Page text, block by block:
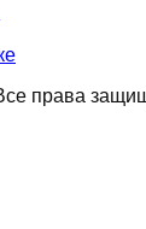
права